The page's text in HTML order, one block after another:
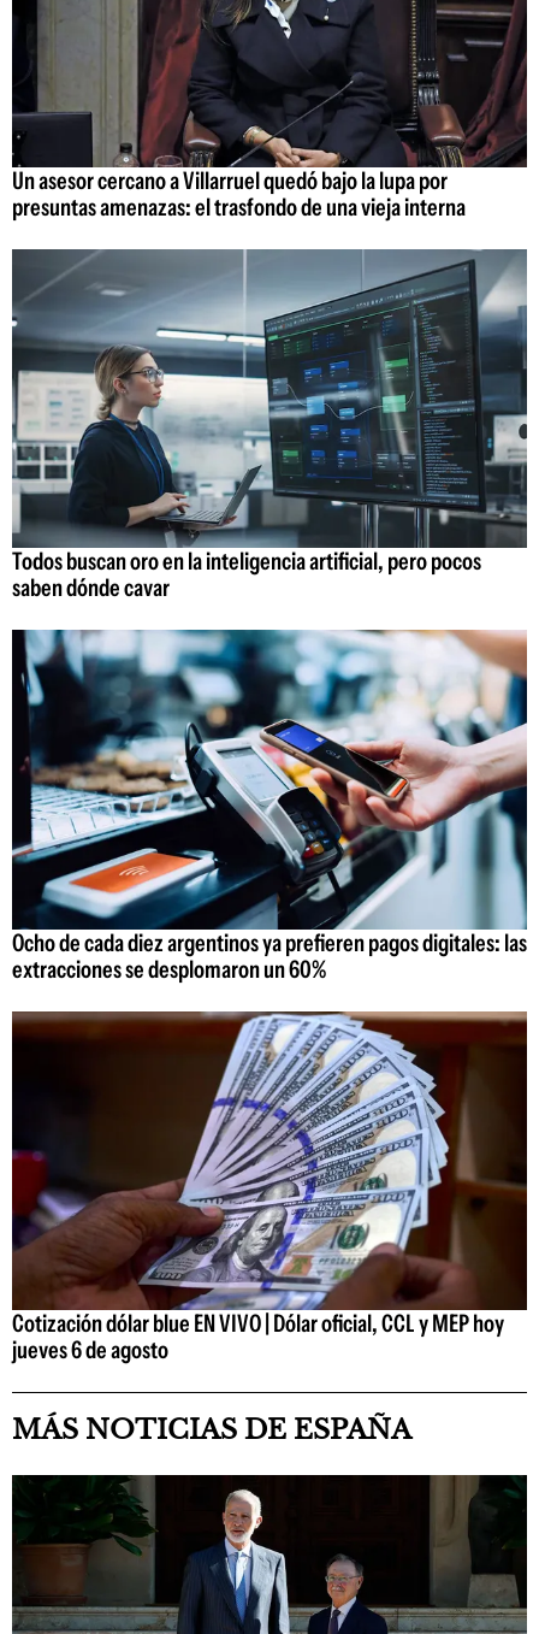
Un asesor cercano a Villarruel quedó bajo la lupa por
presuntas amenazas: el trasfondo de una vieja interna
Todos buscan oro en la inteligencia artificial, pero pocos
saben dónde cavar
Ocho de cada diez argentinos ya prefieren pagos digitales: las
extracciones se desplomaron un 60%
Cotización dólar blue EN VIVO | Dólar oficial, CCL y MEP hoy
jueves 6 de agosto
MÁS NOTICIAS DE ESPAÑA